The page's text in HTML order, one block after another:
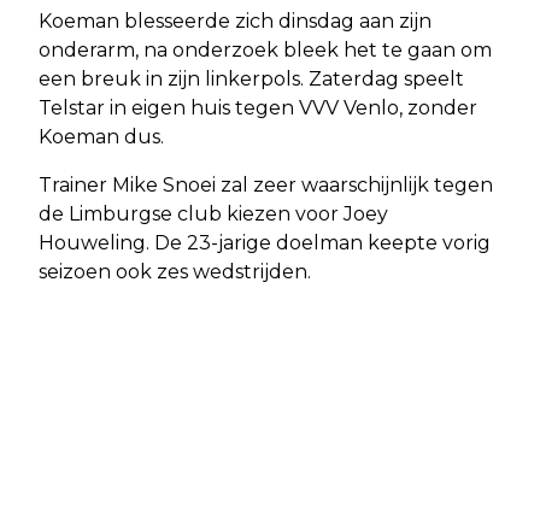
Koeman blesseerde zich dinsdag aan zijn
onderarm, na onderzoek bleek het te gaan om
een breuk in zijn linkerpols. Zaterdag speelt
Telstar in eigen huis tegen VVV Venlo, zonder
Koeman dus.
Trainer Mike Snoei zal zeer waarschijnlijk tegen
de Limburgse club kiezen voor Joey
Houweling. De 23-jarige doelman keepte vorig
seizoen ook zes wedstrijden.